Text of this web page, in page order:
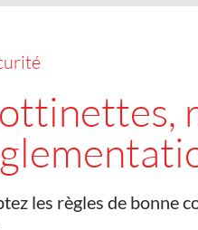
:
les règles de bonne